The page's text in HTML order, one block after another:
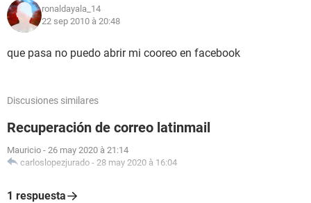
ronaldayala_14
22 sep 2010 à 20:48
que pasa no puedo abrir mi cooreo en facebook
Discusiones similares
Recuperación de correo latinmail
Mauricio - 26 may 2020 à 21:14
carloslopezjurado - 28 may 2020 à 16:04
1 respuesta